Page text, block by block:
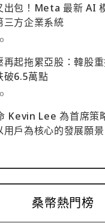
出包！Meta 最新 AI
三方企業系統
再起拖累亞股：韓股
破6.5萬點
Kevin Lee 為首席策
用戶為核心的發展願景
桑幣熱門榜